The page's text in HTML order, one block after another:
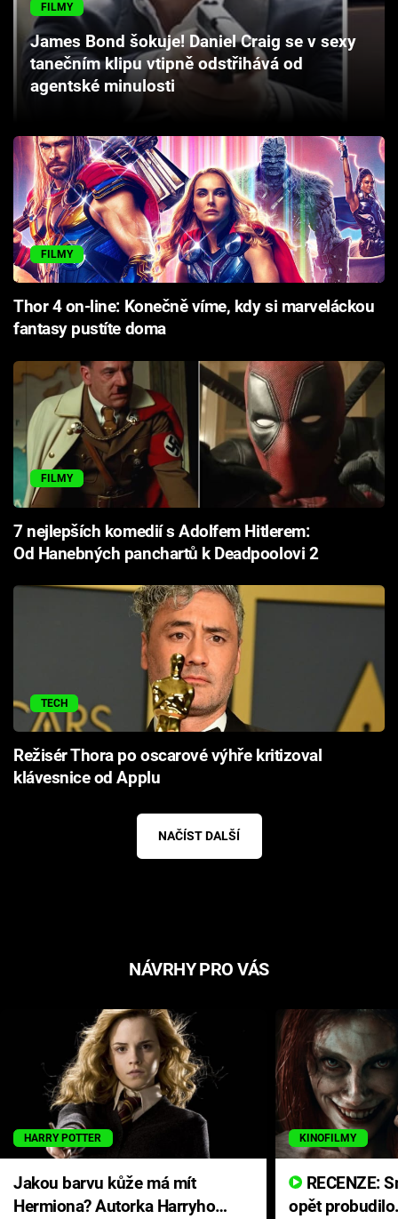
Cool Esport
Pořady
Sledujte prima+
Přihlášení
Sledujte nás
FILMY
James Bond šokuje! Daniel Craig se v sexy
tanečním klipu vtipně odstřihává od
agentské minulosti
FILMY
Thor 4 on-line: Konečně víme, kdy si marveláckou
fantasy pustíte doma
FILMY
7 nejlepších komedií s Adolfem Hitlerem:
Od Hanebných panchartů k Deadpoolovi 2
TECH
Režisér Thora po oscarové výhře kritizoval
klávesnice od Applu
NAČÍST DALŠÍ
NÁVRHY PRO VÁS
HARRY POTTER
Jakou barvu kůže má mít
Hermiona? Autorka Harryho
KINOFILMY
opět